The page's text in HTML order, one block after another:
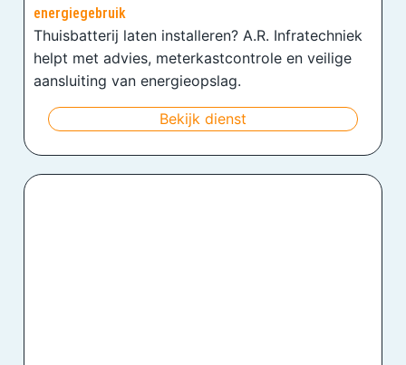
energiegebruik
Thuisbatterij laten installeren? A.R. Infratechniek
helpt met advies, meterkastcontrole en veilige
aansluiting van energieopslag.
Bekijk dienst